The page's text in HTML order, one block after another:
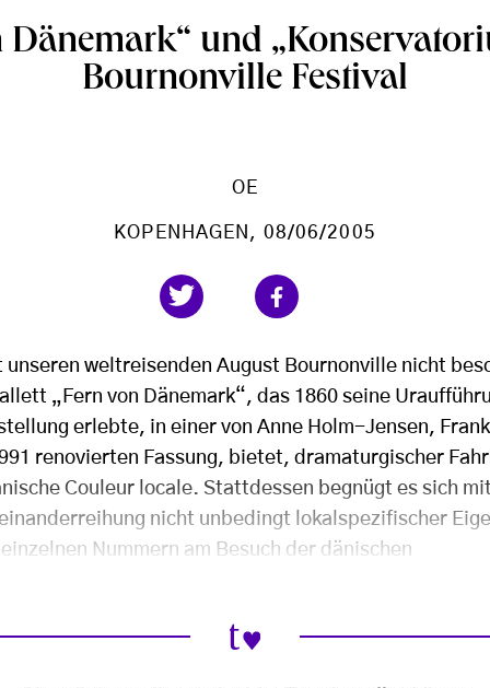
Dänemark“ und
Bournonville Festival
OE
KOPENHAGEN , 08/06/2005
unseren weltreisenden August Bournonville nicht
„Fern von Dänemark“, das 1860 seine
erlebte, in einer von Anne Holm-Jensen,
renovierten Fassung, bietet, dramaturgischer
Couleur locale. Stattdessen begnügt es sich
nicht unbedingt lokalspezifischer
Nummern am Besuch der dänischen